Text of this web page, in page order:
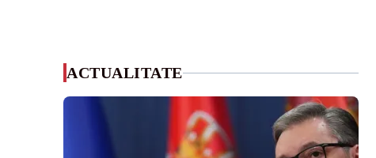
ACTUALITATE